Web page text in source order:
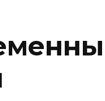
менны